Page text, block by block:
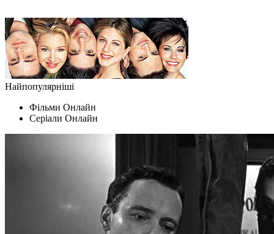
Найпопулярніші
Фільми Oнлайн
Серіали Oнлайн